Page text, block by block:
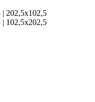
| 202,5x102,5
| 102,5x202,5